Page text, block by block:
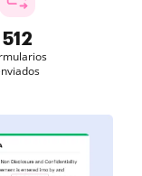
512